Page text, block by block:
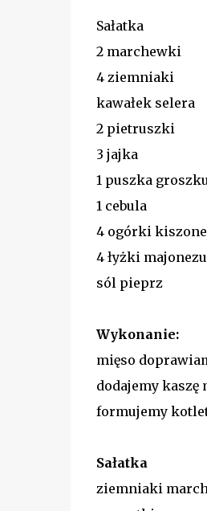
Sałatka
2 marchewki
4 ziemniaki
kawałek selera
2 pietruszki
3 jajka
1 puszka
1 cebula
4 ogórki kiszone
4 łyżki majonezu
sól pieprz
Wykonanie:
mięso
dodajemy kaszę
formujemy
Sałatka
ziemniaki